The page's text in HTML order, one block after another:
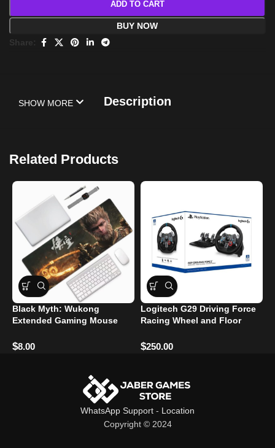
ADD TO CART
BUY NOW
Share:
Description
SHOW MORE
Related Products
Black Myth: Wukong
Extended Gaming Mouse
$8.00
Logitech G29 Driving Force
Racing Wheel and Floor
$250.00
WhatsApp Support - Location
Copyright © 2024